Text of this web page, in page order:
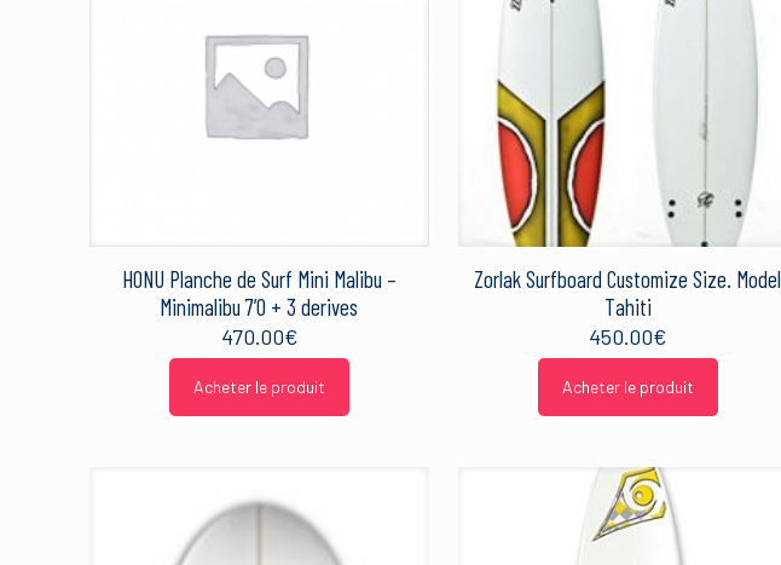
HONU Planche de Surf Mini Malibu –
Minimalibu 7’0 + 3 derives
470.00€
Acheter le produit
Zorlak Surfboard Customize Size. Model
Tahiti
450.00€
Acheter le produit